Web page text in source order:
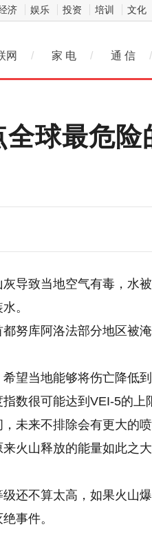
济 娱乐 投资 培训 文化
网 / 家 电 / 通 信 /
球最危
导致当地空气有毒，水
。
努库阿洛法部分地区被
望当地能够将伤亡降低到
数很可能达到VEI-5的上
未来不排除会有更大的喷
火山释放的能量如此之
还不算太高，如果火山
事件。